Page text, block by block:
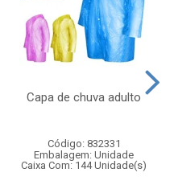
Capa de chuva adulto
Código: 832331
Embalagem: Unidade
Caixa Com: 144 Unidade(s)